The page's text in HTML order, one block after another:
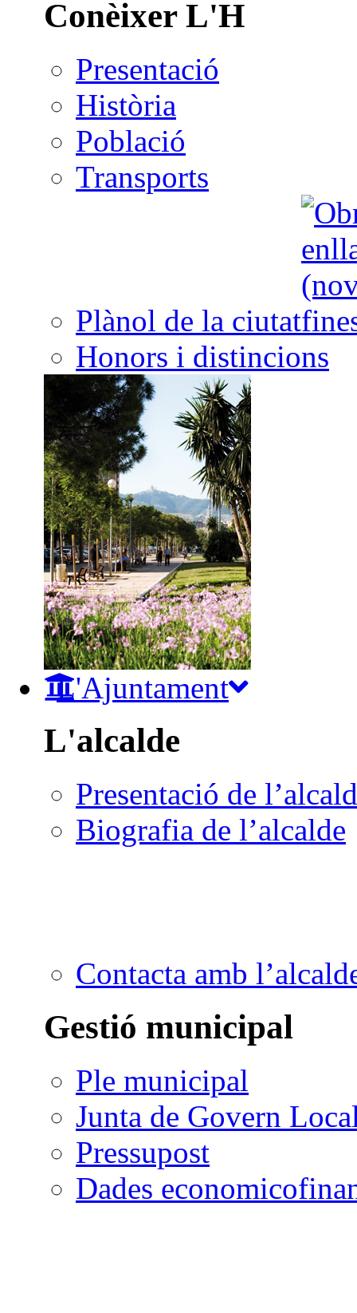
Conèixer L'H
Presentació
Història
Població
Transports
Plànol de la ciutat
Honors i distincions
L'Ajuntament
L'alcalde
Presentació de
Biografia de l’alcalde
Contacta amb
Gestió municipal
Ple municipal
Junta de Govern
Pressupost
Dades